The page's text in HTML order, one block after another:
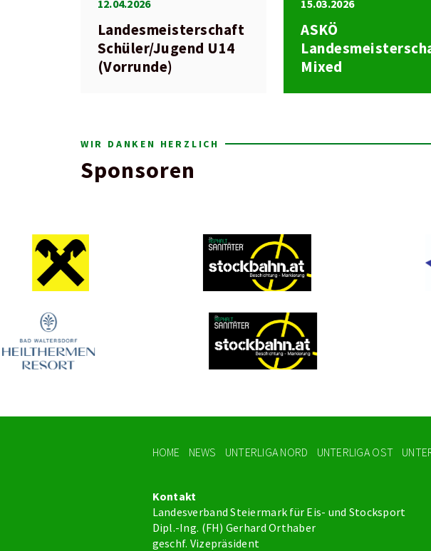
12.04.2026
Landesmeisterschaft
Schüler/Jugend U14
(Vorrunde)
15.03.2026
ASKÖ
Mixed
WIR DANKEN HERZLICH
Sponsoren
HOME NEWS UNTERLIGA NORD UNTERLIGA OST
Kontakt
Landesverband Steiermark für Eis- und Stocksport
Dipl.-Ing. (FH) Gerhard Orthaber
geschf. Vizepräsident